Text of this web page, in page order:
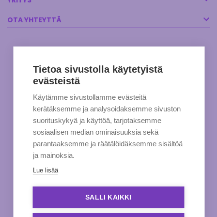
OTA YHTEYTTÄ
Tietoa sivustolla käytetyistä
evästeistä
Käytämme sivustollamme evästeitä
kerätäksemme ja analysoidaksemme sivuston
suorituskykyä ja käyttöä, tarjotaksemme
sosiaalisen median ominaisuuksia sekä
parantaaksemme ja räätälöidäksemme sisältöä
ja mainoksia.
Lue lisää
SALLI KAIKKI